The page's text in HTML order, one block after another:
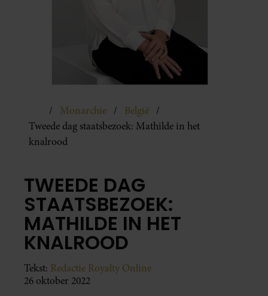
Monarchie
België
Tweede dag staatsbezoek: Mathilde in het
knalrood
TWEEDE DAG
STAATSBEZOEK:
MATHILDE IN HET
KNALROOD
Tekst: Redactie Royalty Online
26 oktober 2022